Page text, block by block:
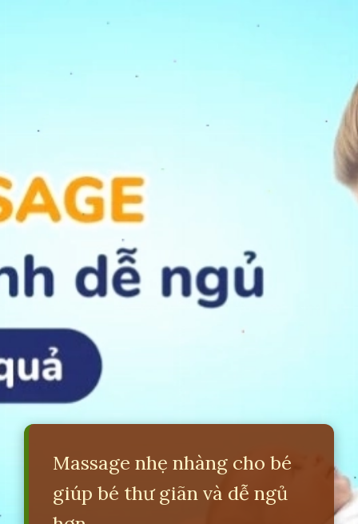
Massage nhẹ nhàng cho bé
giúp bé thư giãn và dễ ngủ